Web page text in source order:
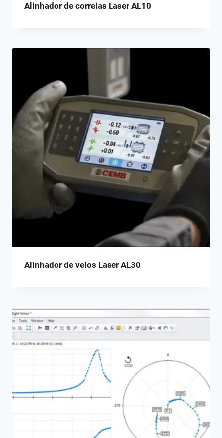
Alinhador de correias Laser AL10
Alinhador de veios Laser AL30